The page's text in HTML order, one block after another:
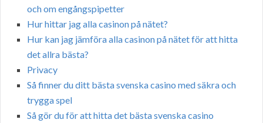
och om engångspipetter
Hur hittar jag alla casinon på nätet?
Hur kan jag jämföra alla casinon på nätet för att hitta
det allra bästa?
Privacy
Så finner du ditt bästa svenska casino med säkra och
trygga spel
Så gör du för att hitta det bästa svenska casino